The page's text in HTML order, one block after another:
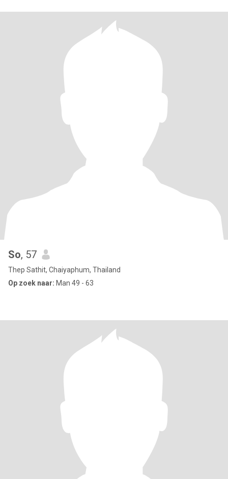
So, 57
Thep Sathit, Chaiyaphum, Thailand
Op zoek naar: Man 49 - 63